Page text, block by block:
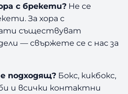
с брекети? Не се
За хора с
съществуват
— свържете се с нас за
подходящ? Бокс, кикбокс,
и всички контактни